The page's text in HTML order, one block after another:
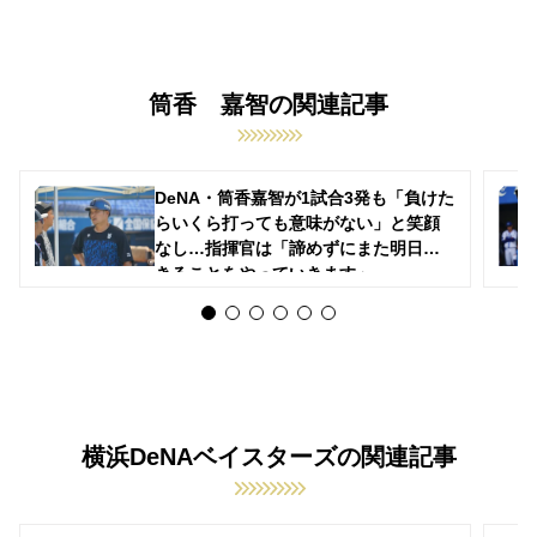
筒香 嘉智の関連記事
DeNA・筒香嘉智が1試合3発も「負けた
らいくら打っても意味がない」と笑顔
なし…指揮官は「諦めずにまた明日で
きることをやっていきます」
横浜DeNAベイスターズの関連記事